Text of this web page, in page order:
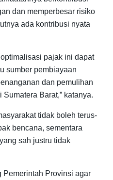
dan memperbesar risiko
ada kontribusi nyata
pajak ini dapat
sumber pembiayaan
dan pemulihan
Barat,” katanya.
tidak boleh terus-
bencana, sementara
sah justru tidak
Pemerintah Provinsi agar